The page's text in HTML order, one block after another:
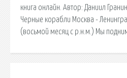
книга онлайн. Автор: Даниил
Черные корабли Москва -
(восьмой месяц с р.н.м.) Мы